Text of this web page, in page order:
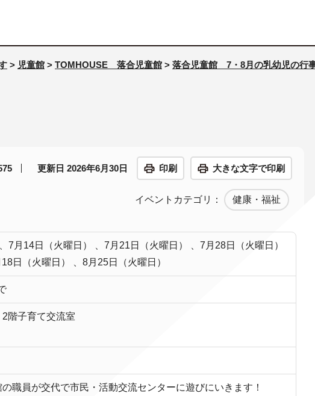
> 児童館 > TOMHOUSE 落合児童館 > 落合児童館 7・8月の乳幼児の行
更新日 2026年6月30日 印刷 大きな文字で印刷
イベントカテゴリ： 健康・福祉
7月14日（火曜日） 、7月21日（火曜日） 、7月28日（火曜日）
日（火曜日） 、8月25日（火曜日）
階子育て交流室
職員が交代で市民・活動交流センターに遊びにいきます！